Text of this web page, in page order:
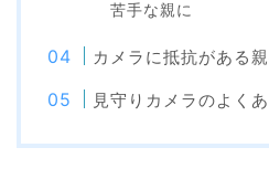
苦手な親に
カメラに抵抗がある
見守りカメラのよく